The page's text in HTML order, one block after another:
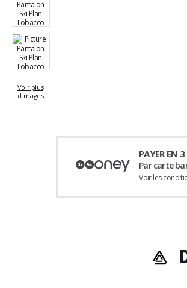
Voir plus
d'images
PAYER EN
Par carte
Voir les